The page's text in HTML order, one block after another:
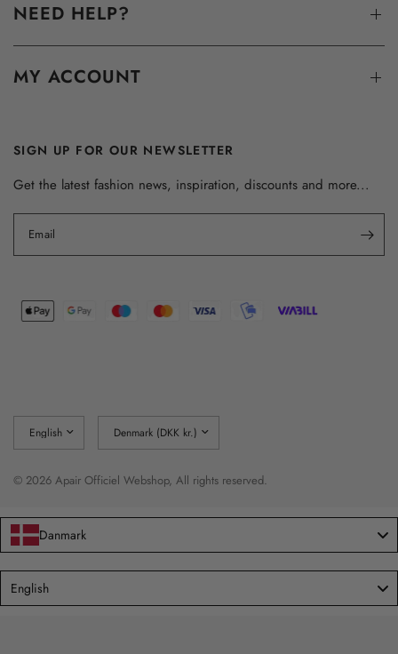
NEED HELP?
MY ACCOUNT
SIGN UP FOR OUR NEWSLETTER
Get the latest fashion news, inspiration, discounts and more...
Email
country/region
country/region
© 2026 Apair Officiel Webshop, All rights reserved.
Danmark
English